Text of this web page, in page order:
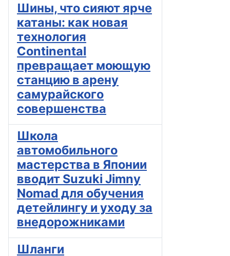
Шины, что сияют ярче
катаны: как новая
технология
Continental
превращает моющую
станцию в арену
самурайского
совершенства
Школа
автомобильного
мастерства в Японии
вводит Suzuki Jimny
Nomad для обучения
детейлингу и уходу за
внедорожниками
Шланги